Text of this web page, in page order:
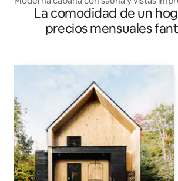
La comodidad de un
precios mensuales